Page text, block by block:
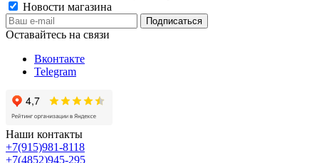
Новости магазина
Оставайтесь на связи
Вконтакте
Telegram
Наши контакты
+7(915)981-8118
+7(4852)945-295